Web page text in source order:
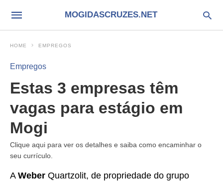
MOGIDASCRUZES.NET
HOME EMPREGOS
Empregos
Estas 3 empresas têm
vagas para estágio em
Mogi
Clique aqui para ver os detalhes e saiba como encaminhar o
seu currículo.
A Weber Quartzolit, de propriedade do grupo